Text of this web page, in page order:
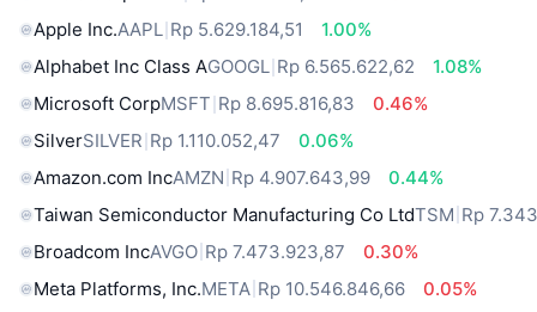
Apple Inc.AAPL Rp 5.629.184,51
1.00%
Alphabet Inc Class AGOOGL Rp 6.565.622,62
1.08%
Microsoft CorpMSFT Rp 8.695.816,83
0.46%
SilverSILVER Rp 1.110.052,47
0.06%
Amazon.com IncAMZN Rp 4.907.643,99
0.44%
Taiwan Semiconductor Manufacturing Co LtdTSM Rp
Broadcom IncAVGO Rp 7.473.923,87
0.30%
Meta Platforms, Inc.META Rp 10.546.846,66
0.05%